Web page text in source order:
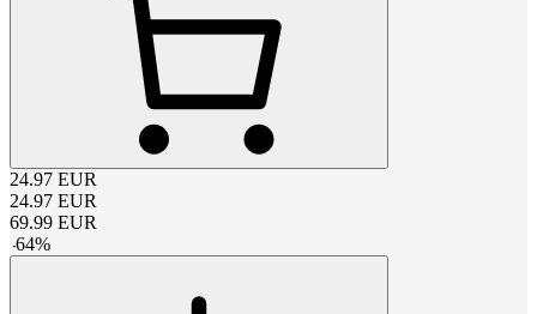
24.97 EUR
24.97 EUR
69.99 EUR
-64%